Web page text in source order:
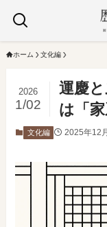
ホーム 文化編
運慶
は「
2026
1/02
文化編 2025年12